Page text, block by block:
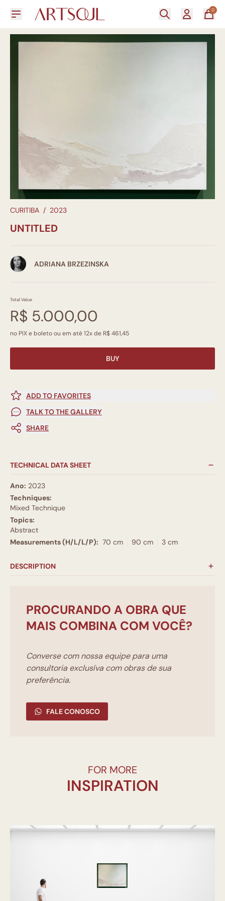
0
CURITIBA / 2023
UNTITLED
ADRIANA BRZEZINSKA
Total Value
R$ 5.000,00
no PIX e boleto ou em até 12x de R$ 461,45
BUY
ADD TO FAVORITES
TALK TO THE GALLERY
SHARE
TECHNICAL DATA SHEET
Ano: 2023
Techniques:
Mixed Technique
Topics:
Abstract
Measurements (H/L/L/P): 70 cm 90 cm 3 cm
DESCRIPTION
PROCURANDO A OBRA QUE
MAIS COMBINA COM VOCÊ?
Converse com nossa equipe para uma
consultoria exclusíva com obras de sua
preferência.
FALE CONOSCO
FOR MORE
INSPIRATION